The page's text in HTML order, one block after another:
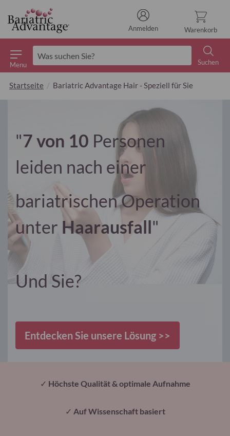
Menu
Suchen
Warenkorb
Anmelden
Startseite Bariatric Advantage Hair - Speziell für Sie
"7 von 10 Personen
leiden nach einer
bariatrischen Operation
unter Haarausfall"
Und Sie?
Entdecken Sie unsere Lösung >>
✓ Höchste Qualität & optimale Aufnahme
✓ Auf Wissenschaft basiert